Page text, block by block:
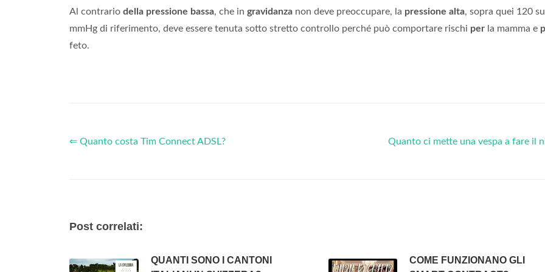
Al contrario della pressione bassa, che in gravidanza non deve preoccupare, la pressione alta, sopra quei 120
mmHg di riferimento, deve essere tenuta sotto stretto controllo perché può comportare rischi per la mamma e
feto.
⇐ Quanto costa Tim Connect ADSL? Quanto ci mette una vespa a fare il
Post correlati:
QUANTI SONO I CANTONI
COME FUNZIONANO GLI